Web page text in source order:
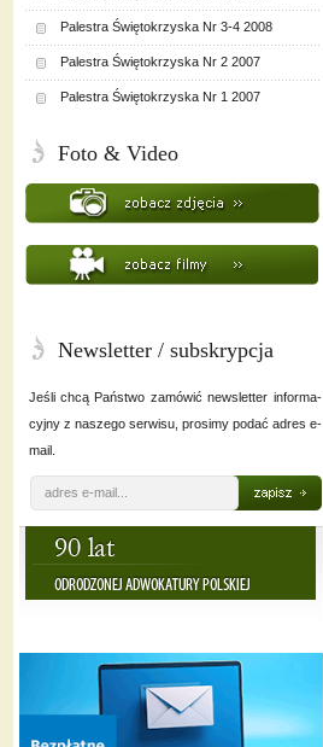
Palestra Świętokrzyska Nr 3-4 2008
Palestra Świętokrzyska Nr 2 2007
Palestra Świętokrzyska Nr 1 2007
Foto & Video
Newsletter / subskrypcja
Jeśli chcą Państwo zamówić newsletter informa-
cyjny z naszego serwisu, prosimy podać adres e-
mail.